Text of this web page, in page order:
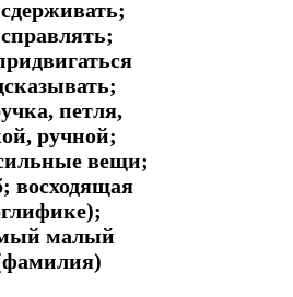
петля,
ручной;
вещи;
восходящая
малый